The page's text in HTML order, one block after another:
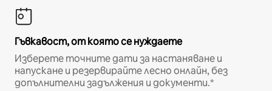
Гъвкавост, от която се нуждаете
Изберете точните дати за настаняване и
напускане и резервирайте лесно онлайн, без
допълнителни задължения и документи.*